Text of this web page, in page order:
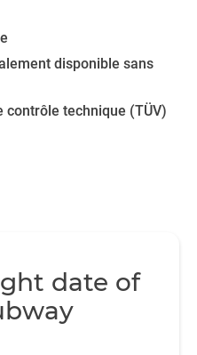
disponible sans
contrôle technique (TÜV)
date of